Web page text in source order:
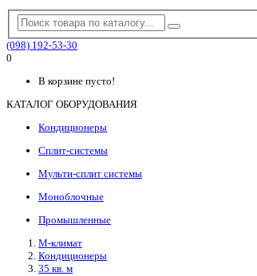
(098) 192-53-30
0
В корзине пусто!
КАТАЛОГ ОБОРУДОВАНИЯ
Кондиционеры
Сплит-системы
Мульти-сплит системы
Моноблочные
Промышленные
М-климат
Кондиционеры
35 кв. м